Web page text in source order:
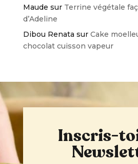
Maude sur Terrine végétale
d’Adeline
Dibou Renata sur Cake
chocolat cuisson vapeur
Inscris-